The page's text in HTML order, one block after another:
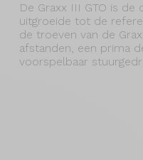
De Graxx III GTO is de
uitgroeide tot de
de troeven van de
afstanden, een prima
voorspelbaar